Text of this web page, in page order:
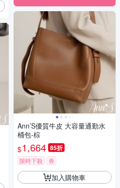
Ann’S優質牛皮 大容量通勤水
桶包-棕
$1,664 85折
限時下殺 券
加入購物車